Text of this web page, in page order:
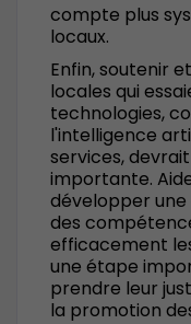
compte plus
locaux.
Enfin, soutenir
locales qui
technologies,
l'intelligence
services,
importante.
développer
des
efficacement
une étape
prendre leur
la promotion